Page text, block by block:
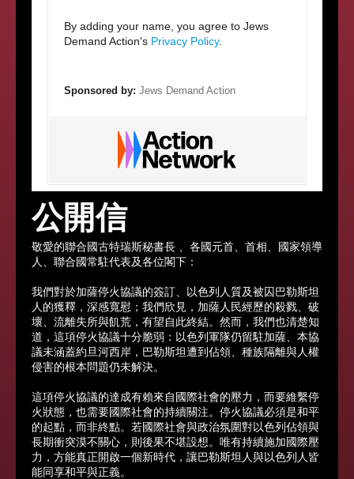
公開信
敬愛的聯合國古特瑞斯秘書長 、各國元首、首相、國家領導
人、聯合國常駐代表及各位閣下：
我們對於加薩停火協議的簽訂、以色列人質及被囚巴勒斯坦
人的獲釋，深感寬慰；我們欣見，加薩人民經歷的殺戮、破
壞、流離失所與飢荒，有望自此終結。然而，我們也清楚知
道，這項停火協議十分脆弱：以色列軍隊仍留駐加薩、本協
議未涵蓋約旦河西岸，巴勒斯坦遭到佔領、種族隔離與人權
侵害的根本問題仍未解決。
這項停火協議的達成有賴來自國際社會的壓力，而要維繫停
火狀態，也需要國際社會的持續關注。停火協議必須是和平
的起點，而非終點。若國際社會與政治氛圍對以色列佔領與
長期衝突漠不關心，則後果不堪設想。唯有持續施加國際壓
力，方能真正開啟一個新時代，讓巴勒斯坦人與以色列人皆
能同享和平與正義。
By adding your name, you agree to Jews
Demand Action's Privacy Policy.
Sponsored by: Jews Demand Action